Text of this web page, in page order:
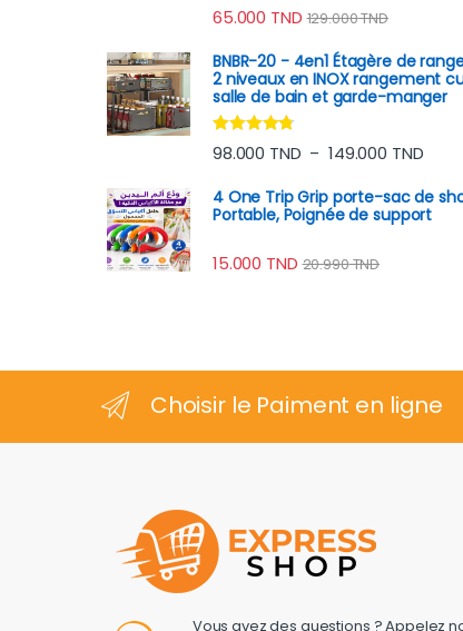
Note4.50
sur 5
65.000 TND 129.000TND
BNBR-20 - 4en1 Étagère de
2 niveaux en INOX rangement
salle de bain et garde-manger
Note4.60
sur 5
98.000 TND – 149.000 TND
4 One Trip Grip porte-sac de
Portable, Poignée de support
15.000 TND 20.990TND
Choisir le Paiment en ligne
Vous avez des questions ? Appelez